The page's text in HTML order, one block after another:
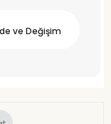
ve Değişim